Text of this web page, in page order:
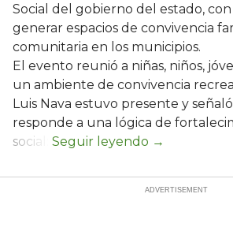
Social del gobierno del estado,
generar espacios de convivencia
comunitaria en los municipios.
El evento reunió a niñas, niños,
un ambiente de convivencia
Luis Nava estuvo presente y
responde a una lógica de
social: